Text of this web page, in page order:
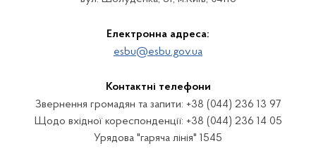
Електронна адреса:
esbu@esbu.gov.ua
Контактні телефони
Звернення громадян та запити: +38 (044) 236 13 97
Щодо вхідної кореспонденції: +38 (044) 236 14 05
Урядова "гаряча лінія" 1545